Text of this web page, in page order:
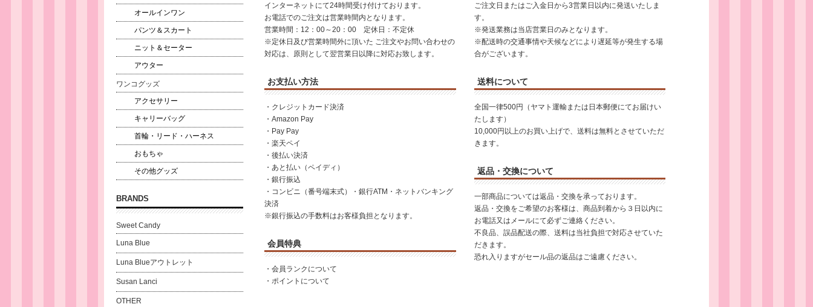
インターネットにて24時間受け付けております。
お電話でのご注文は営業時間内となります。
営業時間：12：00～20：00 定休日：不定休
※定休日及び営業時間外に頂いた ご注文やお問い合わせの
対応は、原則として翌営業日以降に対応お致します。
お支払い方法
・クレジットカード決済
・Amazon Pay
・Pay Pay
・楽天ペイ
・後払い決済
・あと払い（ペイディ）
・銀行振込
・コンビニ（番号端末式）・銀行ATM・ネットバンキング
決済
※銀行振込の手数料はお客様負担となります。
会員特典
・ 会員ランクについて
・ ポイントについて
ご注文日またはご入金日から3営業日以内に発送いたしま
す。
※発送業務は当店営業日のみとなります。
※配送時の交通事情や天候などにより遅延等が発生する場
合がございます。
送料について
全国一律500円（ヤマト運輸または日本郵便にてお届けい
たします）
10,000円以上のお買い上げで、送料は無料とさせていただ
きます。
返品・交換について
一部商品については返品・交換を承っております。
返品・交換をご希望のお客様は、商品到着から３日以内に
お電話又はメールにて必ずご連絡ください。
不良品、誤品配送の際、送料は当社負担で対応させていた
だきます。
恐れ入りますがセール品の返品はご遠慮ください。
オールインワン
パンツ＆スカート
ニット＆セーター
アウター
ワンコグッズ
アクセサリー
キャリーバッグ
首輪・リード・ハーネス
おもちゃ
その他グッズ
BRANDS
Sweet Candy
Luna Blue
Luna Blueアウトレット
Susan Lanci
OTHER